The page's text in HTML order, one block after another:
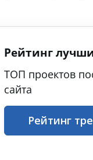
Рейтинг
ТОП проектов
сайта
Рейтинг